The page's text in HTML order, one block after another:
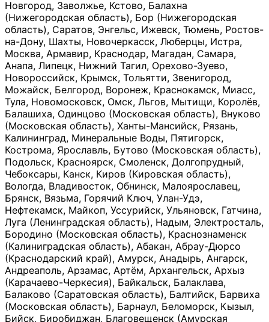
Новгород, Заволжье, Кстово, Балахна
(Нижегородская область), Бор (Нижегородская
область), Саратов, Энгельс, Ижевск, Тюмень, Ростов-
на-Дону, Шахты, Новочеркасск, Люберцы, Истра,
Москва, Армавир, Краснодар, Магадан, Самара,
Анапа, Липецк, Нижний Тагил, Орехово-Зуево,
Новороссийск, Крымск, Тольятти, Звенигород,
Можайск, Белгород, Воронеж, Краснокамск, Миасс,
Тула, Новомосковск, Омск, Льгов, Мытищи, Королёв,
Балашиха, Одинцово (Московская область), Внуково
(Московская область), Ханты-Мансийск, Рязань,
Калининград, Минеральные Воды, Пятигорск,
Кострома, Ярославль, Бутово (Московская область),
Подольск, Красноярск, Смоленск, Долгопрудный,
Чебоксары, Канск, Киров (Кировская область),
Вологда, Владивосток, Обнинск, Малоярославец,
Брянск, Вязьма, Горячий Ключ, Улан-Удэ,
Нефтекамск, Майкоп, Уссурийск, Ульяновск, Гатчина,
Луга (Ленинградская область), Надым, Электросталь,
Бородино (Московская область), Краснознаменск
(Калиниградская область), Абакан, Абрау-Дюрсо
(Краснодарский край), Амурск, Анадырь, Ангарск,
Андреаполь, Арзамас, Артём, Архангельск, Архыз
(Карачаево-Черкесия), Байкальск, Балаклава,
Балаково (Саратовская область), Балтийск, Барвиха
(Московская область), Барнаул, Беломорск, Кызыл,
Бийск, Биробиджан, Благовещенск (Амурская